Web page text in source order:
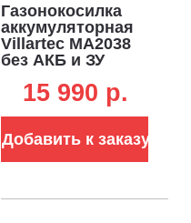
Газонокосилка
аккумуляторная
Villartec MA2038
без АКБ и ЗУ
BL, 38 см,
пластик, 40 л, 14
15 990 p.
Добавить к заказу